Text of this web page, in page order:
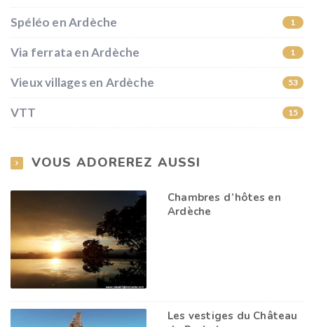
Spéléo en Ardèche 1
Via ferrata en Ardèche 1
Vieux villages en Ardèche 53
VTT 15
VOUS ADOREREZ AUSSI
Chambres d’hôtes en
Ardèche
Les vestiges du Château